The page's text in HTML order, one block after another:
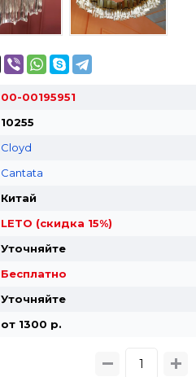
00-00195951
10255
Cloyd
Cantata
Китай
LETO (скидка 15%)
Уточняйте
Бесплатно
Уточняйте
от 1300 p.